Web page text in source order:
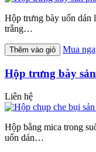
Hộp trưng bày uốn dán
trắng…
Thêm vào giỏ Mua
Hộp trưng bày
Liên hệ
Hộp bằng mica trong
uốn dán…